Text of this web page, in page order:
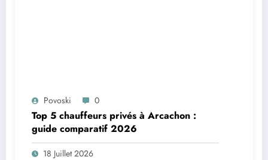
Povoski 0
Top 5 chauffeurs privés à Arcachon :
guide comparatif 2026
18 Juillet 2026